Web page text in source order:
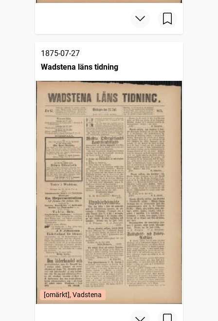
1875-07-27
Wadstena läns tidning
[omärkt], Vadstena